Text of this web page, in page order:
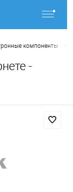
компоненты
-